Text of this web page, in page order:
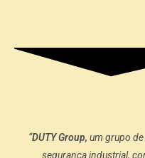
“DUTY Group, um grupo
segurança industrial,